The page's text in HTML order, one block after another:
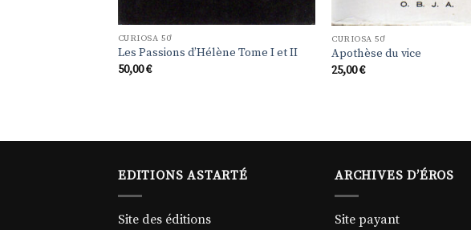
CURIOSA 50'
Les Passions d’Hélène Tome I et II
50,00€
CURIOSA 50'
Apothèse du vice
25,00€
EDITIONS ASTARTÉ
Site des éditions
ARCHIVES D’ÉROS
Site payant